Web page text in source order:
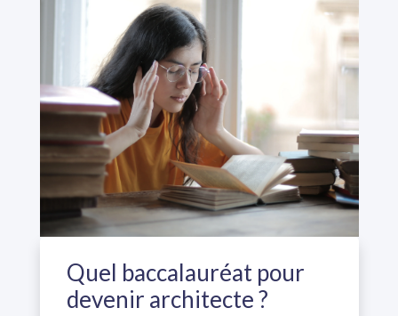
Quel baccalauréat pour
devenir architecte ?